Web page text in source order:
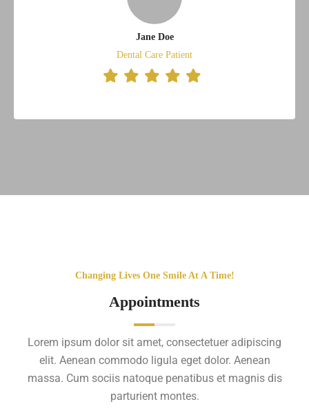
Jane Doe
Dental Care Patient
Changing Lives One Smile At A Time!
Appointments
Lorem ipsum dolor sit amet, consectetuer adipiscing
elit. Aenean commodo ligula eget dolor. Aenean
massa. Cum sociis natoque penatibus et magnis dis
parturient montes.